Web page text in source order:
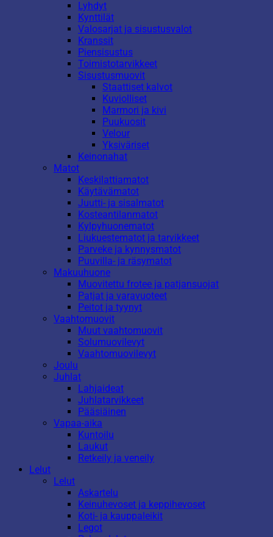
Lyhdyt
Kynttilät
Valosarjat ja sisustusvalot
Kranssit
Piensisustus
Toimistotarvikkeet
Sisustusmuovit
Staattiset kalvot
Kuviolliset
Marmori ja kivi
Puukuosit
Velour
Yksiväriset
Keinonahat
Matot
Keskilattiamatot
Käytävämatot
Juutti- ja sisalmatot
Kosteantilanmatot
Kylpyhuonematot
Liukuestematot ja tarvikkeet
Parveke ja kynnysmatot
Puuvilla- ja räsymatot
Makuuhuone
Muovitettu frotee ja patjansuojat
Patjat ja varavuoteet
Peitot ja tyynyt
Vaahtomuovit
Muut vaahtomuovit
Solumuovilevyt
Vaahtomuovilevyt
Joulu
Juhlat
Lahjaideat
Juhlatarvikkeet
Pääsiäinen
Vapaa-aika
Kuntoilu
Laukut
Retkeily ja veneily
Lelut
Lelut
Askartelu
Keinuhevoset ja keppihevoset
Koti- ja kauppaleikit
Legot